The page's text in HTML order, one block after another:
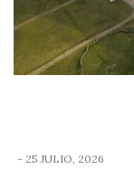
- 25 JULIO, 2026